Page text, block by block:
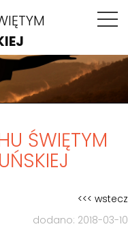
ŚWIĘTYM
<<< wstecz
dodano: 2018-03-10